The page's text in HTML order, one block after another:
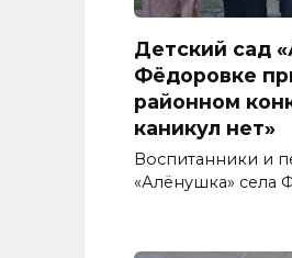
Детский сад
Фёдоровке
районном
каникул нет»
Воспитанники и
«Алёнушка» села